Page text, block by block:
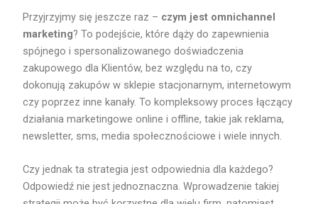
Przyjrzyjmy się jeszcze raz – czym jest omnichannel
marketing? To podejście, które dąży do zapewnienia
spójnego i spersonalizowanego doświadczenia
zakupowego dla Klientów, bez względu na to, czy
dokonują zakupów w sklepie stacjonarnym, internetowym
czy poprzez inne kanały. To kompleksowy proces łączący
działania marketingowe online i offline, takie jak reklama,
newsletter, sms, media społecznościowe i wiele innych.
Czy jednak ta strategia jest odpowiednia dla każdego?
Odpowiedź nie jest jednoznaczna. Wprowadzenie takiej